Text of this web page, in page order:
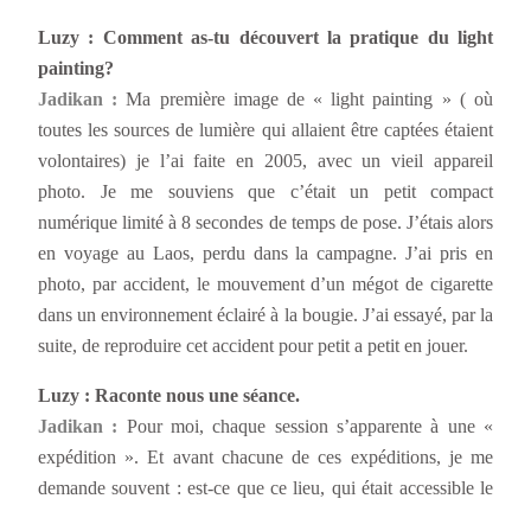
Luzy : Comment as-tu découvert la pratique du light
painting?
Jadikan : Ma première image de « light painting » ( où
toutes les sources de lumière qui allaient être captées étaient
volontaires) je l’ai faite en 2005, avec un vieil appareil
photo. Je me souviens que c’était un petit compact
numérique limité à 8 secondes de temps de pose. J’étais alors
en voyage au Laos, perdu dans la campagne. J’ai pris en
photo, par accident, le mouvement d’un mégot de cigarette
dans un environnement éclairé à la bougie. J’ai essayé, par la
suite, de reproduire cet accident pour petit a petit en jouer.
Luzy : Raconte nous une séance.
Jadikan : Pour moi, chaque session s’apparente à une «
expédition ». Et avant chacune de ces expéditions, je me
demande souvent : est-ce que ce lieu, qui était accessible le